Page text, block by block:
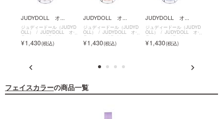
JUDYDOLL オ...
ジュディードール（JUDYD
OLL） JUDYDOLL オー
ラムースハイライト
1,430
JUDYDOLL オ...
ジュディードール（JUDYD
OLL） JUDYDOLL オー
ラムースハイライト
1,430
JUDYDOLL オ...
ジュディードール（JUDYD
OLL） JUDYDOLL オー
ラムースハイライト
1,430
フェイスカラーの商品一覧